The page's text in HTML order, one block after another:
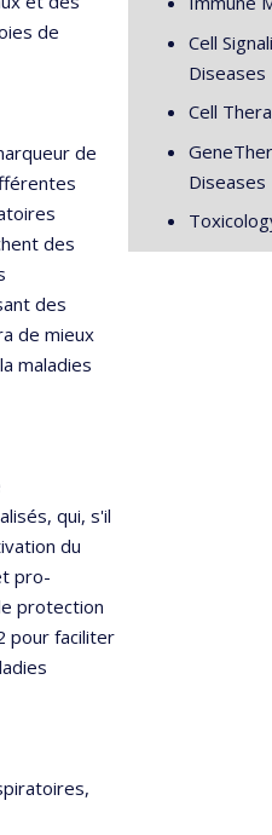
de
de
des
des
de mieux
maladies
qui, s'il
du
pro-
protection
pour faciliter
Cell
Diseases
Cell
Diseases